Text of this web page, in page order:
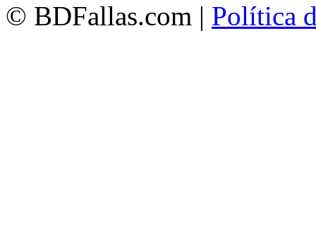
© BDFallas.com | Política